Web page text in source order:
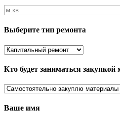
Выберите тип ремонта
Кто будет заниматься закупкой
Ваше имя